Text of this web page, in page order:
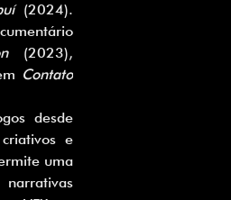
(2024).
(2023),
Contato
e
uma